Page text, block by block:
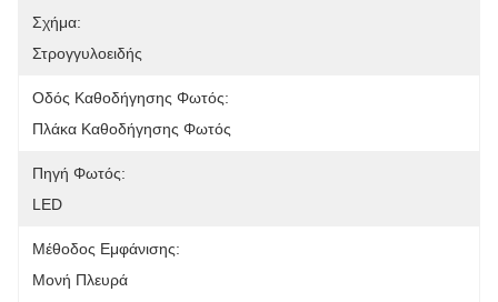
Σχήμα:
Στρογγυλοειδής
Οδός Καθοδήγησης Φωτός:
Πλάκα Καθοδήγησης Φωτός
Πηγή Φωτός:
LED
Μέθοδος Εμφάνισης:
Μονή Πλευρά